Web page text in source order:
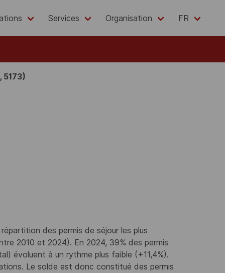
Services Organisation FR
5173)
des permis de séjour les plus
2010 et 2024). En 2024, 39% des permis
évoluent à un rythme plus faible (+11,4%).
Le solde est donc constitué des permis